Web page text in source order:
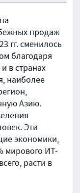
продаж
гг. сменилось
благодаря
в странах
наиболее
Азию.
Эти
экономики,
мирового ИТ-
расти в